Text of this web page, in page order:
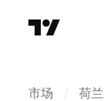
市场 荷兰